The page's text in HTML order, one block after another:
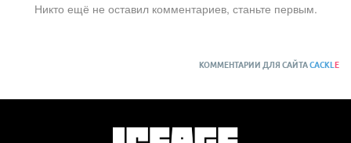
Никто ещё не оставил комментариев, станьте первым.
КОММЕНТАРИИ ДЛЯ САЙТАCACKL E